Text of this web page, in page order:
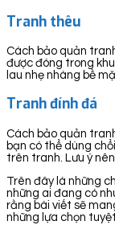
Tranh thêu
Cách bảo quản
được đóng trong
lau nhẹ nhàng bề
Tranh đính đá
Cách bảo quản
bạn có thể dùng
trên tranh. Lưu ý
Trên đây là những
những ai đang có
rằng bài viết sẽ
những lựa chọn